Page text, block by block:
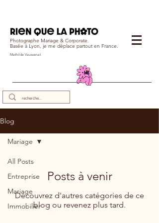
Photographe Mariage & Corporate.
Basée à Lyon, je me déplace partout en France.
Mathilde Vaussenat
Blog
All Posts
Entreprise
Mariage
Immobilier
Mariage
Posts à venir
Découvrez d'autres catégories de ce
blog ou revenez plus tard.